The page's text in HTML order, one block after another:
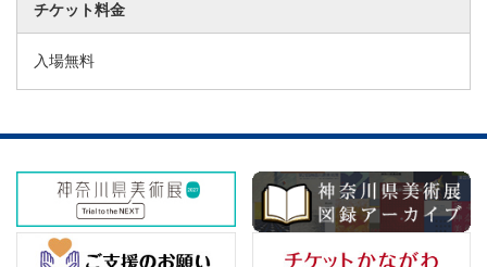
チケット料金
入場無料